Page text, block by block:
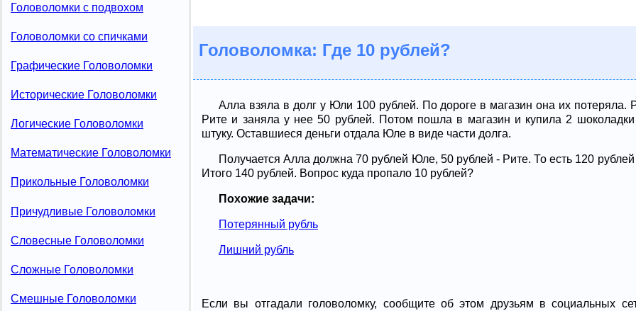
Головоломки с подвохом
Головоломки со спичками
Графические Головоломки
Исторические Головоломки
Логические Головоломки
Математические Головоломки
Прикольные Головоломки
Причудливые Головоломки
Словесные Головоломки
Сложные Головоломки
Смешные Головоломки
Головоломка: Где 10 рублей?
Алла взяла в долг у Юли 100 рублей. По дороге в магазин она их потеряла.
Рите и заняла у нее 50 рублей. Потом пошла в магазин и купила 2
штуку. Оставшиеся деньги отдала Юле в виде части долга.
Получается Алла должна 70 рублей Юле, 50 рублей - Рите. То есть 120
Итого 140 рублей. Вопрос куда пропало 10 рублей?
Похожие задачи:
Потерянный рубль
Лишний рубль
Если вы отгадали головоломку, сообщите об этом друзьям в социальных